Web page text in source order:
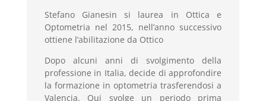
Stefano Gianesin si laurea in Ottica e
Optometria nel 2015, nell’anno successivo
ottiene l’abilitazione da Ottico
Dopo alcuni anni di svolgimento della
professione in Italia, decide di approfondire
la formazione in optometria trasferendosi a
Valencia. Qui svolge un periodo prima